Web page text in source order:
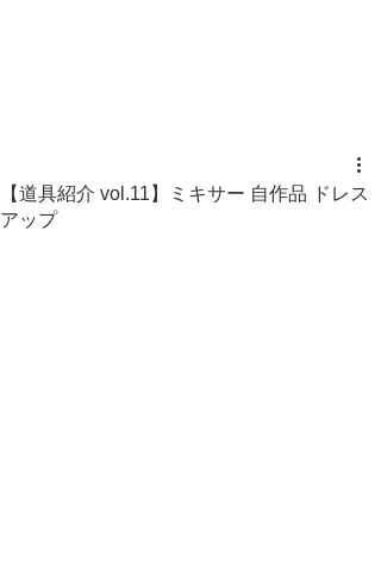
【道具紹介 vol.11】ミキサー 自作品 ドレス
アップ